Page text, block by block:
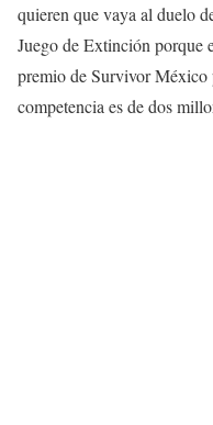
quieren que vaya al duelo
Juego de Extinción porque
premio de Survivor México
competencia es de dos